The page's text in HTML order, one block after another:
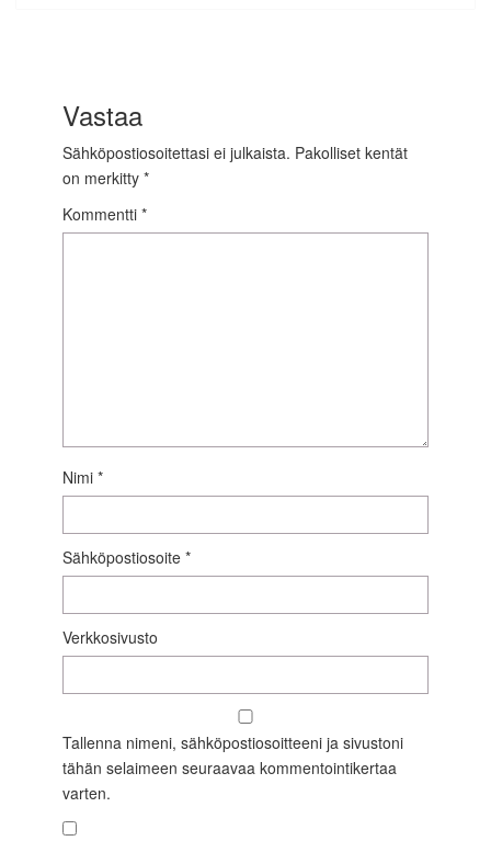
Vastaa
Sähköpostiosoitettasi ei julkaista. Pakolliset kentät
on merkitty *
Kommentti *
Nimi *
Sähköpostiosoite *
Verkkosivusto
Tallenna nimeni, sähköpostiosoitteeni ja sivustoni
tähän selaimeen seuraavaa kommentointikertaa
varten.